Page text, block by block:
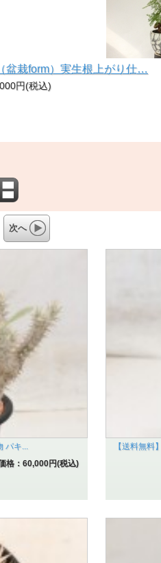
盆栽form）実生根上がり仕…
円(税込)
次へ
パキ...
格：60,000円(税込)
【送料無